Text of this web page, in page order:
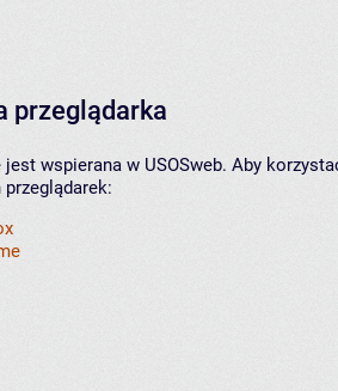
przeglądarka
jest wspierana w USOSweb. Aby